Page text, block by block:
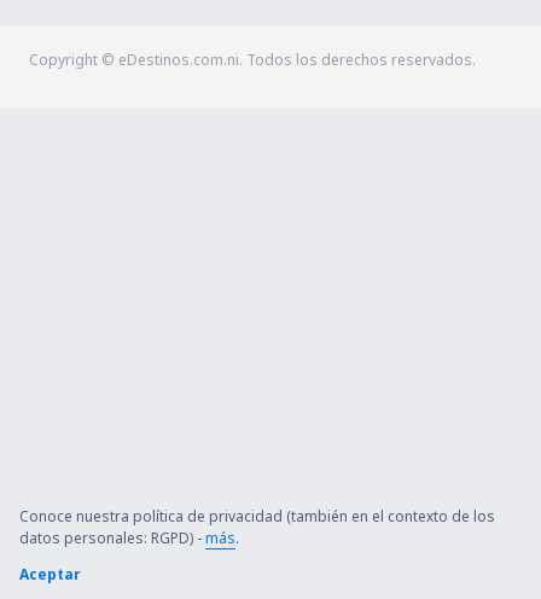
Copyright © eDestinos.com.ni. Todos los derechos reservados.
Conoce nuestra política de privacidad (también en el contexto de los
datos personales: RGPD) -más.
Aceptar